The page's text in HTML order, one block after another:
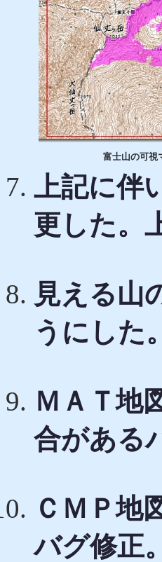
富士山の可視
上記に伴
更した。
見える山
うにした。
ＭＡＴ地
合がある
ＣＭＰ地
バグ修正。